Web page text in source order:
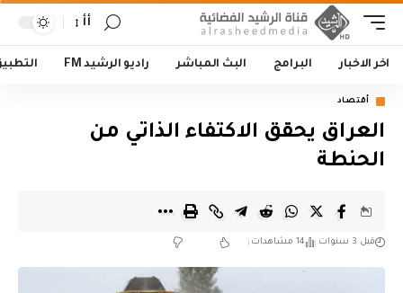
أأ
اخر الاخبار البرامج البث المباشر راديو الرشيد FM
أقتصاد
العراق يحقق الاكتفاء الذاتي من
الحنطة
قبل 3 سنوات 14 مشاهدات